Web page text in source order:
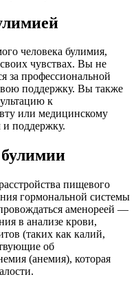
человека булимия,
чувствах. Вы не
за профессиональной
поддержку. Вы также
к
или медицинскому
поддержку.
пищевого
гормональной системы
аменореей —
в анализе крови,
(таких как калий,
об
(анемия), которая